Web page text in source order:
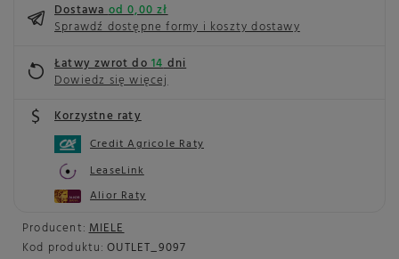
Producent: MIELE
Kod produktu: OUTLET_9097
Dostawaod 0,00 zł
Sprawdź dostępne formy i koszty dostawy
Łatwy zwrot do14dni
Dowiedz się więcej
Korzystne raty
Credit Agricole Raty
LeaseLink
Alior Raty